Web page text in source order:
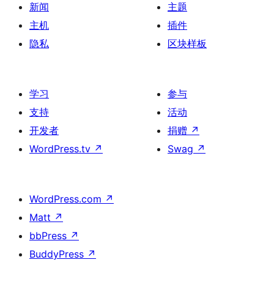
新闻
主机
隐私
主题
插件
区块样板
学习
支持
开发者
WordPress.tv ↗
参与
活动
捐赠 ↗
Swag ↗
WordPress.com ↗
Matt ↗
bbPress ↗
BuddyPress ↗